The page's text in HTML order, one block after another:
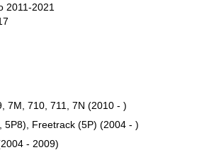
2011-2021
7M, 710, 711, 7N (2010 - )
5P8), Freetrack (5P) (2004 - )
- 2009)